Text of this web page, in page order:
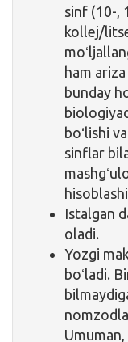
sinf (10-,
kollej/
ham
bunday
boʻlishi
sinflar
Istalgan
oladi.
Yozgi
boʻladi.